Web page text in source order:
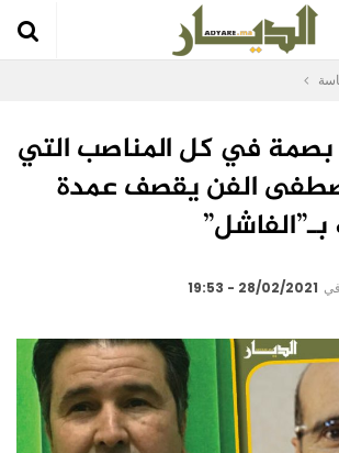
بصمة في كل المناصب التي
الفن يقصف عمدة
في 28/02/2021 - 19:53